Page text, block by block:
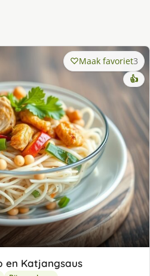
Maak favoriet3
👍
en Katjangsaus